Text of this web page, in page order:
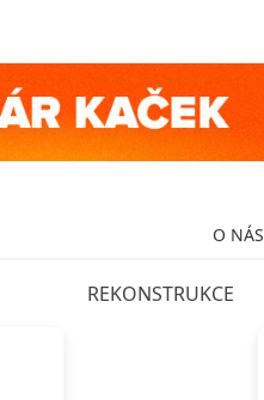
O NÁS
REKONSTRUKCE